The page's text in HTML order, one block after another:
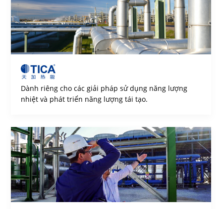
Dành riêng cho các giải pháp sử dụng năng lượng
nhiệt và phát triển năng lượng tái tạo.